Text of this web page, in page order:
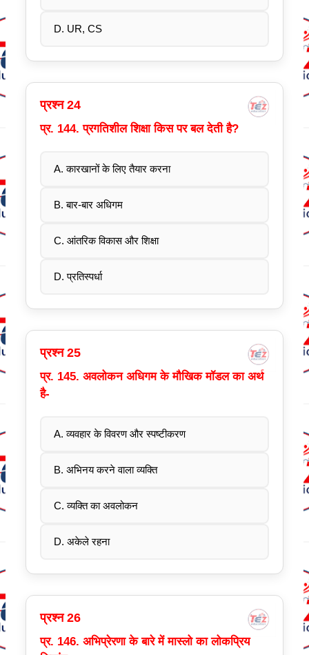
D. UR, CS
प्रश्न 24
प्र. 144. प्रगतिशील शिक्षा किस पर बल देती है?
A. कारखानों के लिए तैयार करना
B. बार-बार अधिगम
C. आंतरिक विकास और शिक्षा
D. प्रतिस्पर्धा
प्रश्न 25
प्र. 145. अवलोकन अधिगम के मौखिक मॉडल का अर्थ
है-
A. व्यवहार के विवरण और स्पष्टीकरण
B. अभिनय करने वाला व्यक्ति
C. व्यक्ति का अवलोकन
D. अकेले रहना
प्रश्न 26
प्र. 146. अभिप्रेरणा के बारे में मास्लो का लोकप्रिय